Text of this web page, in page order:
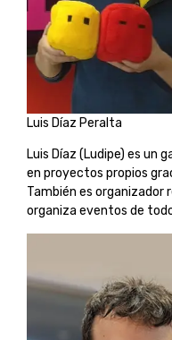
Luis Díaz Peralta
Luis Díaz (Ludipe) es un
en proyectos propios
También es organizador
organiza eventos de